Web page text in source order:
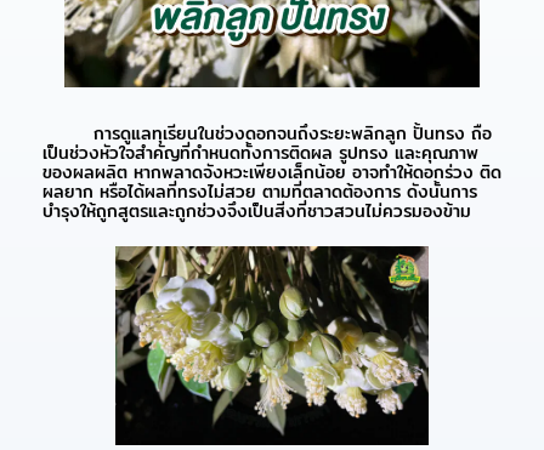
การดูแลทุเรียนในช่วงดอกจนถึงระยะพลิกลูก ปั้นทรง ถือ
เป็นช่วงหัวใจสำคัญที่กำหนดทั้งการติดผล รูปทรง และคุณภาพ
ของผลผลิต หากพลาดจังหวะเพียงเล็กน้อย อาจทำให้ดอกร่วง ติด
ผลยาก หรือได้ผลที่ทรงไม่สวย ตามที่ตลาดต้องการ ดังนั้นการ
บำรุงให้ถูกสูตรและถูกช่วงจึงเป็นสิ่งที่ชาวสวนไม่ควรมองข้าม